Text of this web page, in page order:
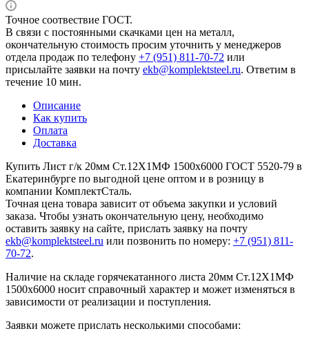
Точное соотвествие ГОСТ.
В связи с постоянными скачками цен на металл,
окончательную стоимость просим уточнить у менеджеров
отдела продаж по телефону +7 (951) 811-70-72 или
присылайте заявки на почту ekb@komplektsteel.ru. Ответим в
течение 10 мин.
Описание
Как купить
Оплата
Доставка
Купить Лист г/к 20мм Ст.12Х1МФ 1500х6000 ГОСТ 5520-79 в
Екатеринбурге по выгодной цене оптом и в розницу в
компании КомплектСталь.
Точная цена товара зависит от объема закупки и условий
заказа. Чтобы узнать окончательную цену, необходимо
оставить заявку на сайте, прислать заявку на почту
ekb@komplektsteel.ru или позвонить по номеру: +7 (951) 811-
70-72.
Наличие на складе горячекатанного листа 20мм Ст.12Х1МФ
1500х6000 носит справочный характер и может изменяться в
зависимости от реализации и поступления.
Заявки можете прислать несколькими способами: